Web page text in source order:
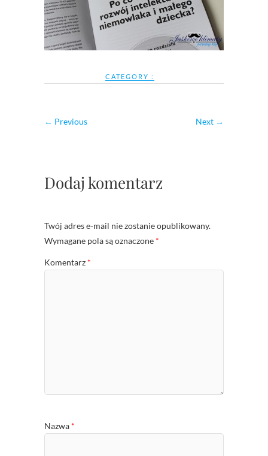
CATEGORY :
← Previous Next →
Dodaj komentarz
Twój adres e-mail nie zostanie opublikowany.
Wymagane pola są oznaczone *
Komentarz *
Nazwa *